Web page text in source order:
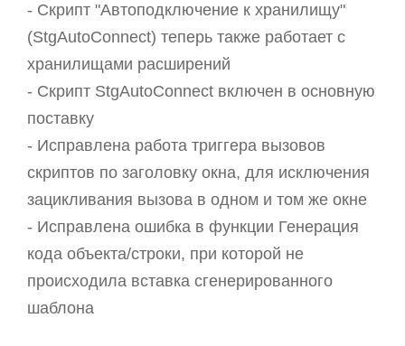
- Скрипт "Автоподключение к хранилищу"
(StgAutoConnect) теперь также работает с
хранилищами расширений
- Скрипт StgAutoConnect включен в основную
поставку
- Исправлена работа триггера вызовов
скриптов по заголовку окна, для исключения
зацикливания вызова в одном и том же окне
- Исправлена ошибка в функции Генерация
кода объекта/строки, при которой не
происходила вставка сгенерированного
шаблона